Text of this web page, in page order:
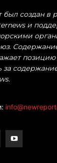
создан в
и
за